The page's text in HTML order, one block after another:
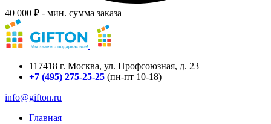
40 000 ₽ - мин. сумма заказа
117418 г. Москва, ул. Профсоюзная, д. 23
+7 (495) 275-25-25 (пн-пт 10-18)
info@gifton.ru
Главная